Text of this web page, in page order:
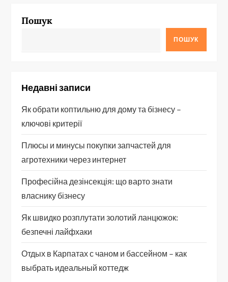
Пошук
ПОШУК
Недавні записи
Як обрати коптильню для дому та бізнесу –
ключові критерії
Плюсы и минусы покупки запчастей для
агротехники через интернет
Професійна дезінсекція: що варто знати
власнику бізнесу
Як швидко розплутати золотий ланцюжок:
безпечні лайфхаки
Отдых в Карпатах с чаном и бассейном – как
выбрать идеальный коттедж